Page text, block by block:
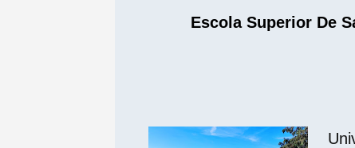
Escola Superior De